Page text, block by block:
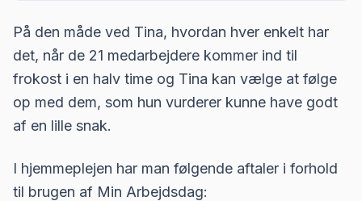
På den måde ved Tina, hvordan hver enkelt har
det, når de 21 medarbejdere kommer ind til
frokost i en halv time og Tina kan vælge at følge
op med dem, som hun vurderer kunne have godt
af en lille snak.
I hjemmeplejen har man følgende aftaler i forhold
til brugen af Min Arbejdsdag: